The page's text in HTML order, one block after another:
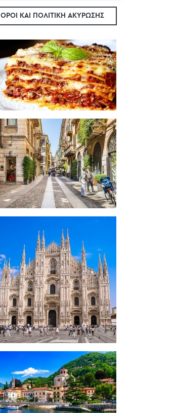
ΟΡΟΙ ΚΑΙ ΠΟΛΙΤΙΚΗ ΑΚΥΡΩΣΗΣ